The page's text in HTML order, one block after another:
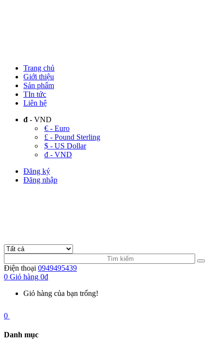
Trang chủ
Giới thiệu
Sản phẩm
TIn tức
Liên hệ
đ - VND
€ - Euro
£ - Pound Sterling
$ - US Dollar
đ - VND
Đăng ký
Đăng nhập
Điện thoại 0949495439
0 Giỏ hàng 0đ
Giỏ hàng của bạn trống!
0
Danh mục